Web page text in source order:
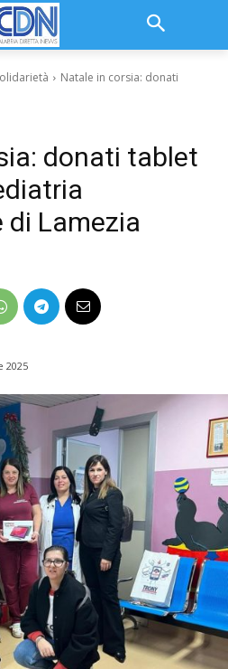
Natale in corsia: donati
donati tablet
di Lamezia
2025